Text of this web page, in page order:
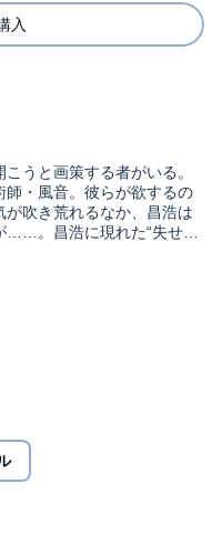
入
うと画策する者がいる。
師・風音。彼らが欲するの
吹き荒れるなか、昌浩は
……。昌浩に現れた“失せも
2003,2005 結城光流・あ